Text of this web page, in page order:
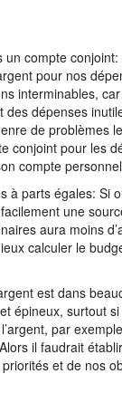
un compte conjoint:
pour nos
interminables,
des dépenses
de problèmes
conjoint pour les
compte
à parts égales: Si
une
aura moins
calculer le
est dans
épineux, surtout
par
il faudrait
et de nos